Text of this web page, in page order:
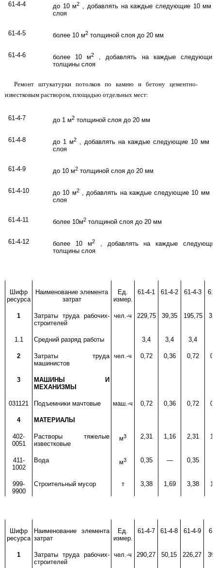
61-4-4 до 10 м2
, добавлять на каждые следующие 10 мм
слоя
61-4-5 более 10 м2 толщиной слоя до 20 мм
61-4-6 более 10 м2
, добавлять на каждые
толщины слоя
Ремонт штукатурки потолков по камню и бетону цементно-
известковым раствором, площадью отдельных мест:
61-4-7 до 1 м2 толщиной слоя до 20 мм
61-4-8 до 1 м2
, добавлять на каждые следующие 10 мм
слоя
61-4-9 до 10 м2 толщиной слоя до 20 мм
61-4-10 до 10 м2, добавлять на каждые следующие 10 мм
слоя
61-4-11 более 10м2 толщиной слоя до 20 мм
61-4-12 более 10 м2, добавлять на каждые
толщины слоя
Шифр
ресурса
Наименование элемента
затрат
Ед.
измер.
61-4-1 61-4-2 61-4-3
1
Затраты труда рабочих-
строителей
чел.-ч 229,75 39,35 195,75
1.1 Средний разряд работы 3,4 3,4 3,4
2
Затраты труда
машинистов
чел.-ч 0,72 0,36 0,72
3
МАШИНЫ И
МЕХАНИЗМЫ
031121 Подъемники мачтовые маш.-ч 0,72 0,36 0,72
4 МАТЕРИАЛЫ
402-
0051
Растворы тяжелые
известковые
м3 2,31 1,16 2,31
411-
1002
Вода м3 0,35 — 0,35
999-
9900
Строительный мусор т 3,38 1,69 3,38
Шифр
ресурса
Наименование элемента
затрат
Ед.
измер.
61-4-7 61-4-8 61-4-9
1
Затраты труда рабочих-
строителей
чел.-ч 290,27 50,15 226,27